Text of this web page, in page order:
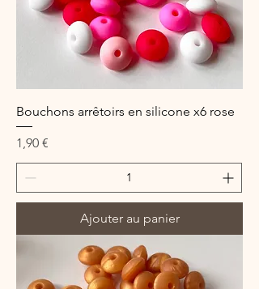
Bouchons arrêtoirs en silicone x6 rose
Prix
1,90 €
Ajouter au panier